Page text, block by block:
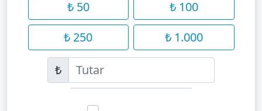
₺ 50
₺ 100
₺ 250
₺ 1.000
₺